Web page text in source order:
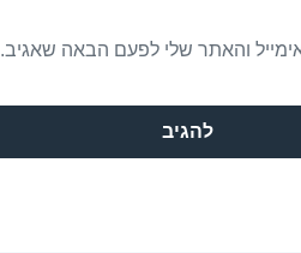
והאתר שלי לפעם הבאה שאגיב.